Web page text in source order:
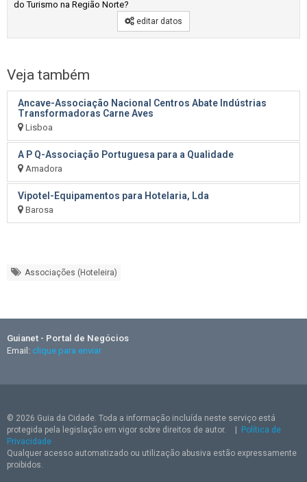
do Turismo na Região Norte?
editar datos
Veja também
Ancave-Associação Nacional Centros Abate Indústrias
Transformadoras Carne Aves
Lisboa
A P Q-Associação Portuguesa para a Qualidade
Amadora
Vipotel-Equipamentos para Hotelaria, Lda
Barosa
Associações (Hoteleira)
Guianet - Portal de Negócios
Email: clique para enviar
© 2026 Guia da Cidade. Toda a informação incluída neste serviço está
protegida pela legislação em vigor sobre direitos de autor.
Política de
Privacidade
Qualquer acesso automatizado ou utilização abusiva estão expressamente
proibidos.